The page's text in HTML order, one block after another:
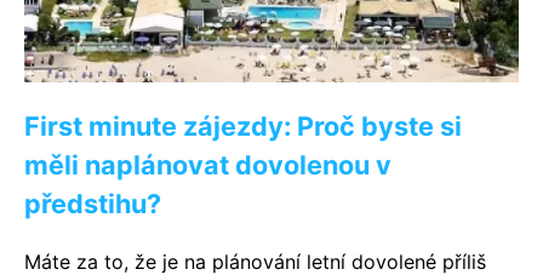
First minute zájezdy: Proč byste si
měli naplánovat dovolenou v
předstihu?
Máte za to, že je na plánování letní dovolené příliš